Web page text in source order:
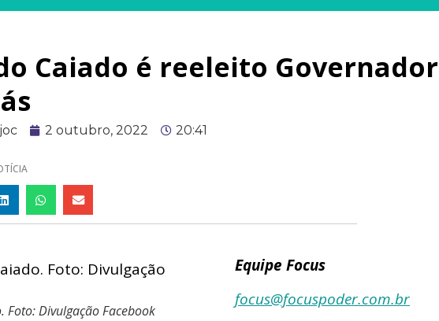
Caiado é reeleito Governador
2 outubro, 2022 20:41
Foto: Divulgação Facebook
Equipe Focus
focus@focuspoder.com.br